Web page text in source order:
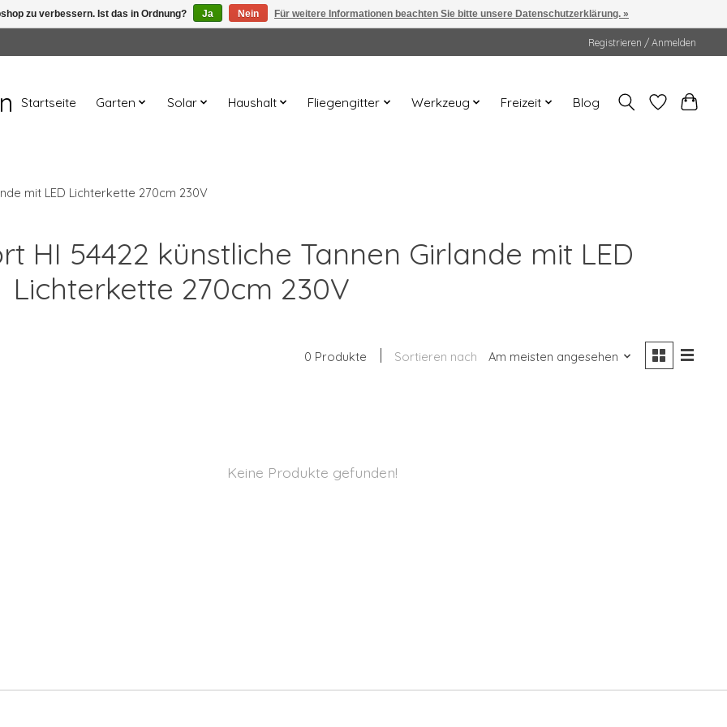
Registrieren / Anmelden
Startseite Garten Solar Haushalt Fliegengitter Werkzeug Freizeit Blog
mit LED Lichterkette 270cm 230V
HI 54422 künstliche Tannen Girlande mit LED
Lichterkette 270cm 230V
0 Produkte Sortieren nach Am meisten angesehen
Keine Produkte gefunden!
zu verbessern. Ist das in Ordnung? Ja Nein Für weitere Informationen beachten Sie bitte unsere Datenschutzerklärung. »